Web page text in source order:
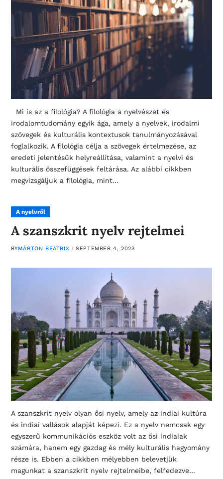
Mi is az a filológia? A filológia a nyelvészet és
irodalomtudomány egyik ága, amely a nyelvek, irodalmi
szövegek és kulturális kontextusok tanulmányozásával
foglalkozik. A filológia célja a szövegek értelmezése, az
eredeti jelentésük helyreállítása, valamint a nyelvi és
kulturális összefüggések feltárása. Az alábbi cikkben
megvizsgáljuk a filológia, mint…
A nyelvről
A szanszkrit nyelv rejtelmei
BYMÁRTON BEATRIX SEPTEMBER 4, 2023
A szanszkrit nyelv olyan ősi nyelv, amely az indiai kultúra
és indiai vallások alapját képezi. Ez a nyelv nemcsak egy
egyszerű kommunikációs eszköz volt az ősi indiaiak
számára, hanem egy gazdag és mély kulturális hagyomány
része is. Ebben a cikkben mélyebben belevetjük
magunkat a szanszkrit nyelv rejtelmeibe, felfedezve…